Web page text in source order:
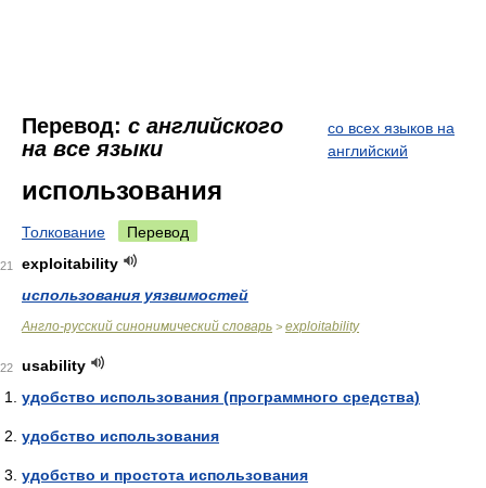
Перевод: с английского
на все языки
со всех языков на
английский
использования
Толкование Перевод
exploitability
использования уязвимостей
Англо-русский синонимический словарь > exploitability
usability
удобство использования (программного средства)
удобство использования
удобство и простота использования